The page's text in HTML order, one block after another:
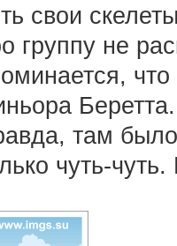
свои
группу не
там
чуть-